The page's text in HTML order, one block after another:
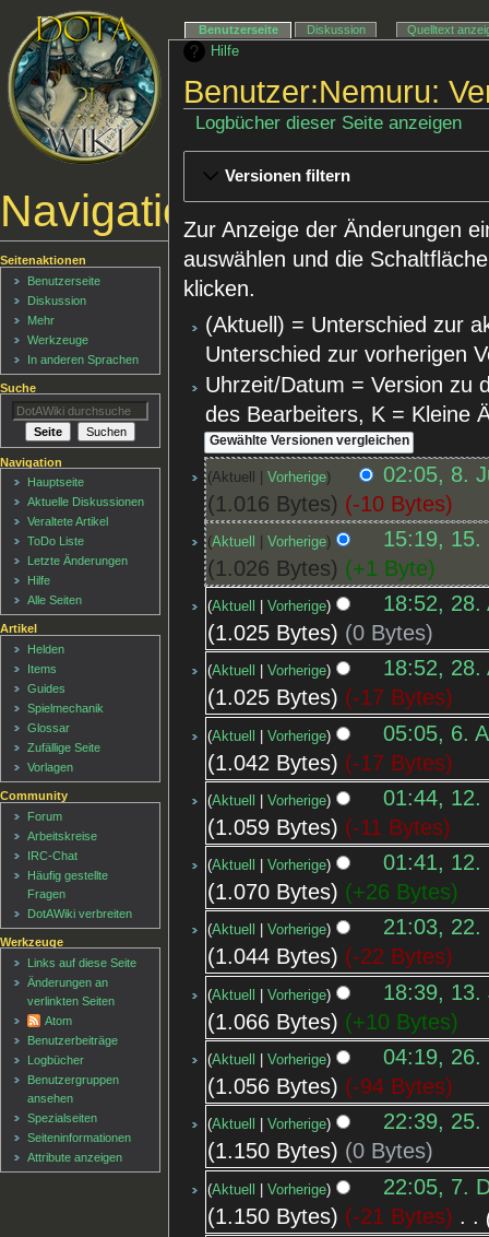
Hilfe
Benutzer:Nemuru:
Logbücher dieser Seite anzeigen
Versionen filtern
Zur Anzeige der Änderungen
auswählen und die
klicken.
(Aktuell) = Unterschied zur
Unterschied zur vorherigen
Uhrzeit/Datum = Version zu
des Bearbeiters, K = Kleine
Aktuell Vorherige
02:05, 8.
1.016 Bytes
-10 Bytes
Aktuell Vorherige
15:19, 15.
1.026 Bytes
+1 Byte
Aktuell Vorherige
18:52, 28.
1.025 Bytes
0 Bytes
Aktuell Vorherige
18:52, 28.
1.025 Bytes
-17 Bytes
Aktuell Vorherige
05:05, 6.
1.042 Bytes
-17 Bytes
Aktuell Vorherige
01:44, 12.
1.059 Bytes
-11 Bytes
Aktuell Vorherige
01:41, 12.
1.070 Bytes
+26 Bytes
Aktuell Vorherige
21:03, 22.
1.044 Bytes
-22 Bytes
Aktuell Vorherige
18:39, 13.
1.066 Bytes
+10 Bytes
Aktuell Vorherige
04:19, 26.
1.056 Bytes
-94 Bytes
Aktuell Vorherige
22:39, 25.
1.150 Bytes
0 Bytes
Aktuell Vorherige
22:05, 7.
1.150 Bytes
-21 Bytes
Navigationsmenü
Benutzerseite Diskussion Quelltext
Seitenaktionen
Benutzerseite
Diskussion
Mehr
Werkzeuge
In anderen Sprachen
Suche
Navigation
Hauptseite
Aktuelle Diskussionen
Veraltete Artikel
ToDo Liste
Letzte Änderungen
Hilfe
Alle Seiten
Artikel
Helden
Items
Guides
Spielmechanik
Glossar
Zufällige Seite
Vorlagen
Community
Forum
Arbeitskreise
IRC-Chat
Häufig gestellte
Fragen
DotAWiki verbreiten
Werkzeuge
Links auf diese Seite
Änderungen an
verlinkten Seiten
Atom
Benutzerbeiträge
Logbücher
Benutzergruppen
ansehen
Spezialseiten
Seiten­informationen
Attribute anzeigen